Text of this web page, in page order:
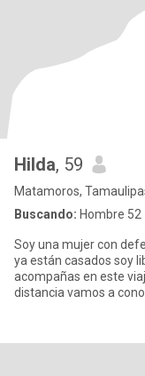
Hilda, 59
Matamoros,
Buscando: Hombre 52
Soy una mujer con
ya están casados soy
acompañas en este viaje de la vida?